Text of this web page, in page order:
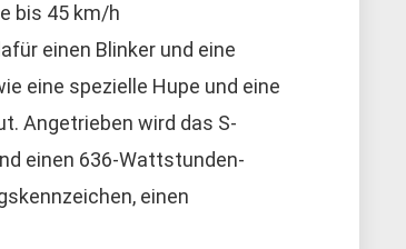
bis 45 km/h
einen Blinker und eine
eine spezielle Hupe und eine
Angetrieben wird das S-
einen 636-Wattstunden-
einen